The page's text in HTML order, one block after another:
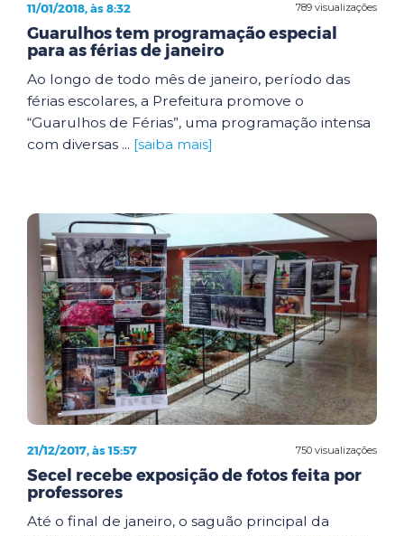
789 visualizações
11/01/2018, às 8:32
Guarulhos tem programação especial
para as férias de janeiro
Ao longo de todo mês de janeiro, período das
férias escolares, a Prefeitura promove o
“Guarulhos de Férias”, uma programação intensa
com diversas ... [saiba mais]
750 visualizações
21/12/2017, às 15:57
Secel recebe exposição de fotos feita por
professores
Até o final de janeiro, o saguão principal da